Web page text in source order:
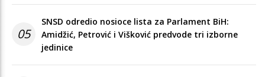
05
SNSD odredio nosioce lista za Parlament BiH:
Amidžić, Petrović i Višković predvode tri izborne
jedinice